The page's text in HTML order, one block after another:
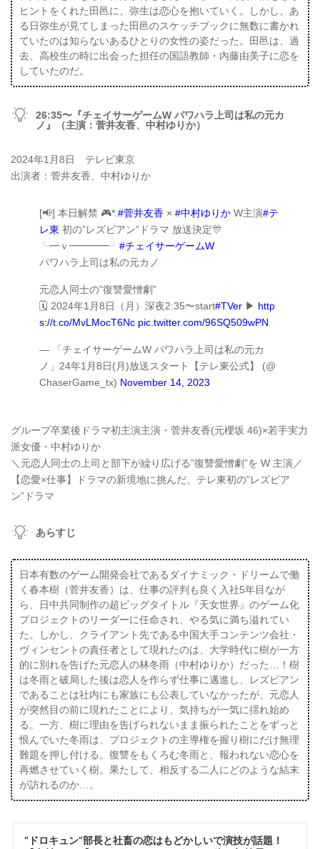
ヒントをくれた田邑に、弥生は恋心を抱いていく。しかし、あ
る日弥生が見てしまった田邑のスケッチブックに無数に書かれ
ていたのは知らないあるひとりの女性の姿だった。田邑は、過
去、高校生の時に出会った担任の国語教師・内藤由美子に恋を
していたのだ。
26:35〜『チェイサーゲームW パワハラ上司は私の元カ
ノ』（主演：菅井友香、中村ゆりか）
2024年1月8日 テレビ東京
出演者：菅井友香、中村ゆりか
[📢] 本日解禁 🎮*. #菅井友香 × #中村ゆりか W主演#テ
レ東 初の”レズビアン”ドラマ 放送決定🎊
╰━ｖ━━━━╯ #チェイサーゲームW
パワハラ上司は私の元カノ
元恋人同士の”復讐愛憎劇”
🗓️ 2024年1月8日（月）深夜2:35〜start#TVer ▶ http
s://t.co/MvLMocT6Nc pic.twitter.com/96SQ509wPN
— 「チェイサーゲームW パワハラ上司は私の元カ
ノ」24年1月8日(月)放送スタート【テレ東公式】 (@
ChaserGame_tx) November 14, 2023
グループ卒業後ドラマ初主演主演・菅井友香(元櫻坂 46)×若手実力
派女優・中村ゆりか
＼元恋人同士の上司と部下が繰り広げる”復讐愛憎劇”を W 主演／
【恋愛×仕事】ドラマの新境地に挑んだ、テレ東初の”レズビア
ン”ドラマ
あらすじ
日本有数のゲーム開発会社であるダイナミック・ドリームで働
く春本樹（菅井友香）は、仕事の評判も良く入社5年目なが
ら、日中共同制作の超ビッグタイトル『天女世界』のゲーム化
プロジェクトのリーダーに任命され、やる気に満ち溢れてい
た。しかし、クライアント先である中国大手コンテンツ会社・
ヴィンセントの責任者として現れたのは、大学時代に樹が一方
的に別れを告げた元恋人の林冬雨（中村ゆりか）だった…！樹
は冬雨と破局した後は恋人を作らず仕事に邁進し、レズビアン
であることは社内にも家族にも公表していなかったが、元恋人
が突然目の前に現れたことにより、気持ちが一気に揺れ始め
る。一方、樹に理由を告げられないまま振られたことをずっと
恨んでいた冬雨は、プロジェクトの主導権を握り樹にだけ無理
難題を押し付ける。復讐をもくろむ冬雨と、報われない恋心を
再燃させていく樹。果たして、相反する二人にどのような結末
が訪れるのか…。